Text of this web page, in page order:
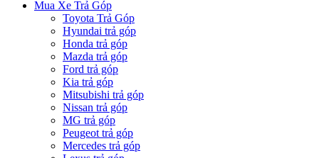
Mua Xe Trả Góp
Toyota Trả Góp
Hyundai trả góp
Honda trả góp
Mazda trả góp
Ford trả góp
Kia trả góp
Mitsubishi trả góp
Nissan trả góp
MG trả góp
Peugeot trả góp
Mercedes trả góp